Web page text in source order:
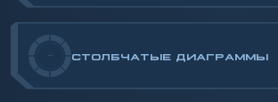
- СТОЛБЧАТЫЕ ДИАГРАММЫ